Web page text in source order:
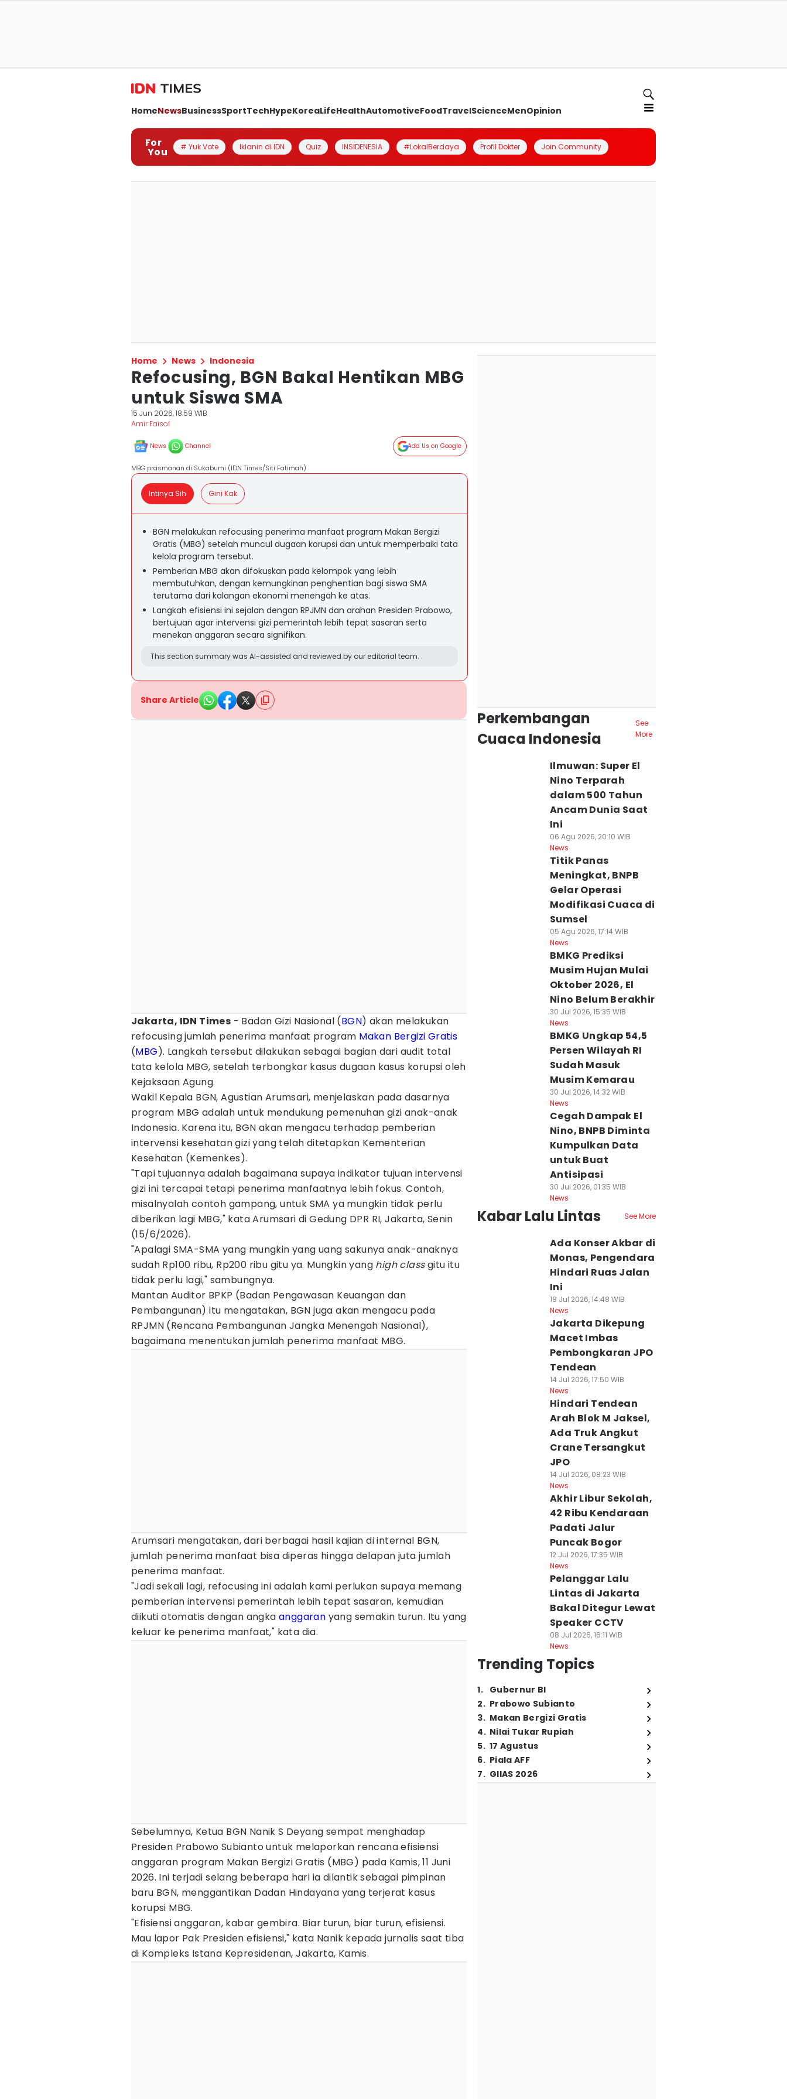
HomeNewsBusinessSportTechHypeKoreaLifeHealthAutomotiveFoodTravelScienceMenOpinion
For
You # Yuk Vote Iklanin di IDN Quiz INSIDENESIA #LokalBerdaya Profil Dokter Join Community
Home News Indonesia
Refocusing, BGN Bakal Hentikan MBG
untuk Siswa SMA
15 Jun 2026, 18:59 WIB
Amir Faisol
News Channel Add Us on Google
MBG prasmanan di Sukabumi (IDN Times/Siti Fatimah)
Intinya Sih Gini Kak
BGN melakukan refocusing penerima manfaat program Makan Bergizi
Gratis (MBG) setelah muncul dugaan korupsi dan untuk memperbaiki tata
kelola program tersebut.
Pemberian MBG akan difokuskan pada kelompok yang lebih
membutuhkan, dengan kemungkinan penghentian bagi siswa SMA
terutama dari kalangan ekonomi menengah ke atas.
Langkah efisiensi ini sejalan dengan RPJMN dan arahan Presiden Prabowo,
bertujuan agar intervensi gizi pemerintah lebih tepat sasaran serta
menekan anggaran secara signifikan.
This section summary was AI-assisted and reviewed by our editorial team.
Share Article
Jakarta, IDN Times - Badan Gizi Nasional (BGN) akan melakukan
refocusing jumlah penerima manfaat program Makan Bergizi Gratis
(MBG). Langkah tersebut dilakukan sebagai bagian dari audit total
tata kelola MBG, setelah terbongkar kasus dugaan kasus korupsi oleh
Kejaksaan Agung.
Wakil Kepala BGN, Agustian Arumsari, menjelaskan pada dasarnya
program MBG adalah untuk mendukung pemenuhan gizi anak-anak
Indonesia. Karena itu, BGN akan mengacu terhadap pemberian
intervensi kesehatan gizi yang telah ditetapkan Kementerian
Kesehatan (Kemenkes).
"Tapi tujuannya adalah bagaimana supaya indikator tujuan intervensi
gizi ini tercapai tetapi penerima manfaatnya lebih fokus. Contoh,
misalnyalah contoh gampang, untuk SMA ya mungkin tidak perlu
diberikan lagi MBG," kata Arumsari di Gedung DPR RI, Jakarta, Senin
(15/6/2026).
"Apalagi SMA-SMA yang mungkin yang uang sakunya anak-anaknya
sudah Rp100 ribu, Rp200 ribu gitu ya. Mungkin yang high classgitu itu
tidak perlu lagi," sambungnya.
Mantan Auditor BPKP (Badan Pengawasan Keuangan dan
Pembangunan) itu mengatakan, BGN juga akan mengacu pada
RPJMN (Rencana Pembangunan Jangka Menengah Nasional),
bagaimana menentukan jumlah penerima manfaat MBG.
Arumsari mengatakan, dari berbagai hasil kajian di internal BGN,
jumlah penerima manfaat bisa diperas hingga delapan juta jumlah
penerima manfaat.
"Jadi sekali lagi, refocusing ini adalah kami perlukan supaya memang
pemberian intervensi pemerintah lebih tepat sasaran, kemudian
diikuti otomatis dengan angka anggaran yang semakin turun. Itu yang
keluar ke penerima manfaat," kata dia.
Sebelumnya, Ketua BGN Nanik S Deyang sempat menghadap
Presiden Prabowo Subianto untuk melaporkan rencana efisiensi
anggaran program Makan Bergizi Gratis (MBG) pada Kamis, 11 Juni
2026. Ini terjadi selang beberapa hari ia dilantik sebagai pimpinan
baru BGN, menggantikan Dadan Hindayana yang terjerat kasus
korupsi MBG.
"Efisiensi anggaran, kabar gembira. Biar turun, biar turun, efisiensi.
Mau lapor Pak Presiden efisiensi," kata Nanik kepada jurnalis saat tiba
di Kompleks Istana Kepresidenan, Jakarta, Kamis.
Perkembangan
Cuaca Indonesia
See
More
Ilmuwan: Super El
Nino Terparah
dalam 500 Tahun
Ancam Dunia Saat
Ini
06 Agu 2026, 20:10 WIB
News
Titik Panas
Meningkat, BNPB
Gelar Operasi
Modifikasi Cuaca di
Sumsel
05 Agu 2026, 17:14 WIB
News
BMKG Prediksi
Musim Hujan Mulai
Oktober 2026, El
Nino Belum Berakhir
30 Jul 2026, 15:35 WIB
News
BMKG Ungkap 54,5
Persen Wilayah RI
Sudah Masuk
Musim Kemarau
30 Jul 2026, 14:32 WIB
News
Cegah Dampak El
Nino, BNPB Diminta
Kumpulkan Data
untuk Buat
Antisipasi
30 Jul 2026, 01:35 WIB
News
Kabar Lalu Lintas See More
Ada Konser Akbar di
Monas, Pengendara
Hindari Ruas Jalan
Ini
18 Jul 2026, 14:48 WIB
News
Jakarta Dikepung
Macet Imbas
Pembongkaran JPO
Tendean
14 Jul 2026, 17:50 WIB
News
Hindari Tendean
Arah Blok M Jaksel,
Ada Truk Angkut
Crane Tersangkut
JPO
14 Jul 2026, 08:23 WIB
News
Akhir Libur Sekolah,
42 Ribu Kendaraan
Padati Jalur
Puncak Bogor
12 Jul 2026, 17:35 WIB
News
Pelanggar Lalu
Lintas di Jakarta
Bakal Ditegur Lewat
Speaker CCTV
08 Jul 2026, 16:11 WIB
News
Trending Topics
1. Gubernur BI
2. Prabowo Subianto
3. Makan Bergizi Gratis
4. Nilai Tukar Rupiah
5. 17 Agustus
6. Piala AFF
7. GIIAS 2026